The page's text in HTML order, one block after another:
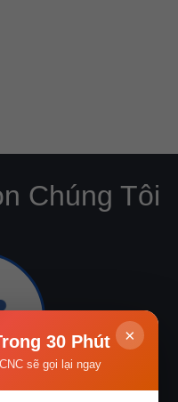
Chúng Tôi
×
30 Phút
sẽ gọi lại ngay